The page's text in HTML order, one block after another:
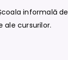
informală de
ale cursurilor.